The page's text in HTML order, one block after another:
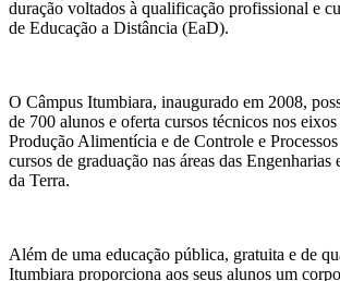
duração voltados à qualificação profissional e
de Educação a Distância (EaD).
O Câmpus Itumbiara, inaugurado em 2008,
de 700 alunos e oferta cursos técnicos nos
Produção Alimentícia e de Controle e
cursos de graduação nas áreas das Engenharias
da Terra.
Além de uma educação pública, gratuita e de
Itumbiara proporciona aos seus alunos um